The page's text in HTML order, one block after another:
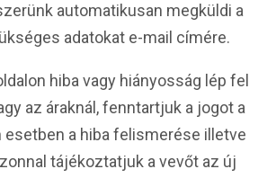
automatikusan megküldi a
adatokat e-mail címére.
hiba vagy hiányosság lép fel
az áraknál, fenntartjuk a jogot a
esetben a hiba felismerése illetve
tájékoztatjuk a vevőt az új